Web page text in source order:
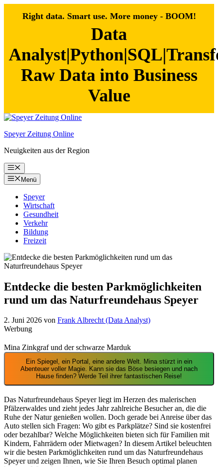
Right data. Smart use. More money - BOOM!
Data
Raw Data into Business
Value
Zum
springen
Speyer Zeitung Online
Neuigkeiten aus der Region
Menü
Menü
Speyer
Wirtschaft
Gesundheit
Verkehr
Bildung
Freizeit
Entdecke die besten Parkmöglichkeiten
rund um das Naturfreundehaus Speyer
2. Juni 2026 von Frank Albrecht (Data Analyst)
Werbung
Mina Zinkgraf und der schwarze Marduk
Ein Spiegel, ein Portal, eine andere Welt. Mina stürzt in ein
Abenteuer voller Magie. Kann sie das Böse besiegen und nach
Hause finden? Werde Teil ihrer fantastischen Reise!
Das Naturfreundehaus Speyer liegt im Herzen des malerischen
Pfälzerwaldes und zieht jedes Jahr zahlreiche Besucher an, die die
Ruhe der Natur genießen wollen. Doch gerade bei Anreise über das
Auto stellen sich Fragen: Wo gibt es Parkplätze? Sind sie kostenfrei
oder bezahlbar? Welche Möglichkeiten bieten sich für Familien mit
Kindern, Fahrrädern oder Mietwagen? In diesem Artikel beleuchten
wir die besten Parkmöglichkeiten rund um das Naturfreundehaus
Speyer und zeigen Ihnen, wie Sie Ihren Besuch optimal planen